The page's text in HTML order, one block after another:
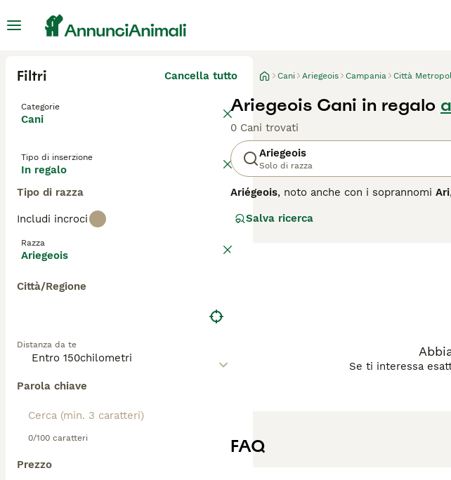
Filtri Cancella tutto
Categorie
Cani
Tipo di inserzione
In regalo
Tipo di razza
Includi incroci
Razza
Ariegeois
Città/Regione
Distanza da te
Parola chiave
0/100 caratteri
Prezzo
Cani Ariegeois Campania Città
Ariegeois Cani in regalo
0 Cani trovati
Ariegeois
Solo di razza
Ariégeois, noto anche con i soprannomi Ari,
distingue per il suo mantello tricolore
forte istinto venatorio che lo rende molto
da caccia, l'Ariégeois richiede esercizio
ha uno stile di vita sedentario, data la
adatto a famiglie che sanno gestire la
Salva ricerca
Se ti interessa
FAQ